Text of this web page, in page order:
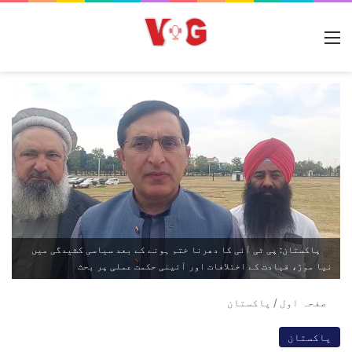
پاکستان: پی ٹی آئی کا دھرنا ختم ہونے کے بعد سیاسی کشیدگی میں
نیا موڑ، قیادت کے اختلافات اور آئینی حکمت عملی پر بحث
صفحہ اول / پاکستان
پاکستان